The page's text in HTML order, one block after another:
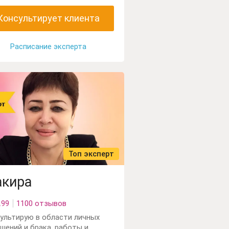
инструменты Таро,
маятник.
клиента
Расписание эксперта
Топ эксперт
1100 отзывов
в области личных